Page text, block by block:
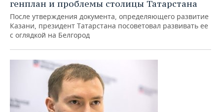
генплан и проблемы столицы Татарстана
После утверждения документа, определяющего развитие
Казани, президент Татарстана посоветовал развивать ее
с оглядкой на Белгород